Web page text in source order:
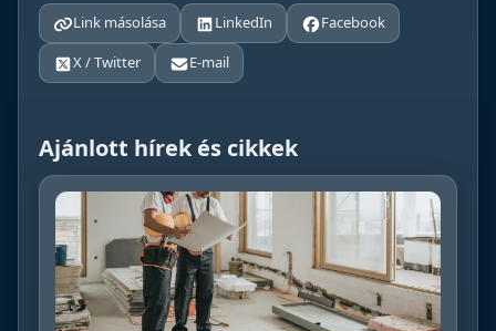
Link másolása LinkedIn
Facebook
X / Twitter
E-mail
Ajánlott hírek és cikkek